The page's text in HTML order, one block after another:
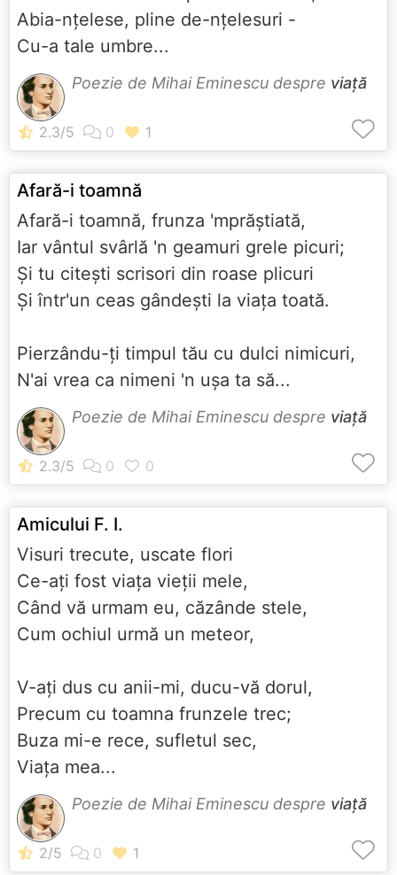
Abia-nţelese, pline de-nţelesuri -
Cu-a tale umbre...
Poezie de Mihai Eminescu despre viață
Afară-i toamnă
Afară-i toamnă, frunza 'mprăştiată,
Iar vântul svârlă 'n geamuri grele picuri;
Şi tu citeşti scrisori din roase plicuri
Şi într'un ceas gândeşti la viaţa toată.
Pierzându-ţi timpul tău cu dulci nimicuri,
N'ai vrea ca nimeni 'n uşa ta să...
Poezie de Mihai Eminescu despre viață
Amicului F. I.
Visuri trecute, uscate flori
Ce-aţi fost viaţa vieţii mele,
Când vă urmam eu, căzânde stele,
Cum ochiul urmă un meteor,
V-aţi dus cu anii-mi, ducu-vă dorul,
Precum cu toamna frunzele trec;
Buza mi-e rece, sufletul sec,
Viaţa mea...
Poezie de Mihai Eminescu despre viață